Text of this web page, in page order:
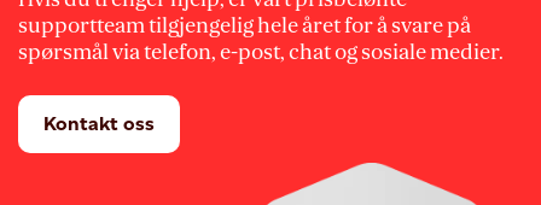
supportteam tilgjengelig hele året for å svare på
spørsmål via telefon, e-post, chat og sosiale medier.
Kontakt oss